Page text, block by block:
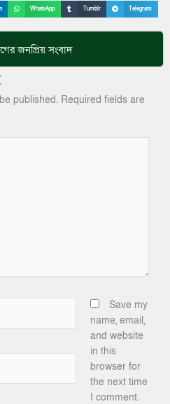
WhatsApp Tumblr Telegram
জনপ্রিয় সংবাদ
published. Required fields are
Save my
name, email,
and website
in this
browser for
the next time
I comment.